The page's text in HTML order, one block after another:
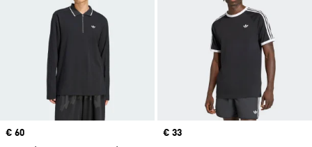
Precio
€ 60
Precio
€ 33